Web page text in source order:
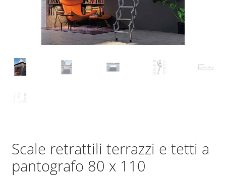
Scale retrattili terrazzi e tetti a
pantografo 80 x 110